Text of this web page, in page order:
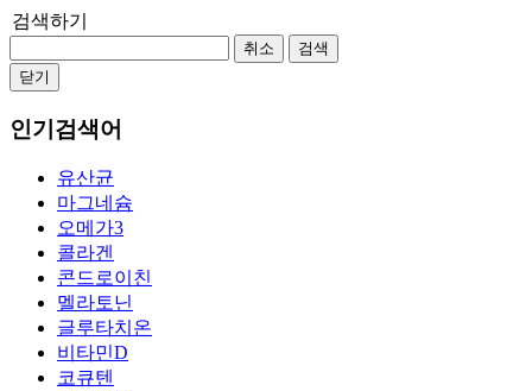
검색하기
취소
검색
닫기
인기검색어
유산균
마그네슘
오메가3
콜라겐
콘드로이친
멜라토닌
글루타치온
비타민D
코큐텐